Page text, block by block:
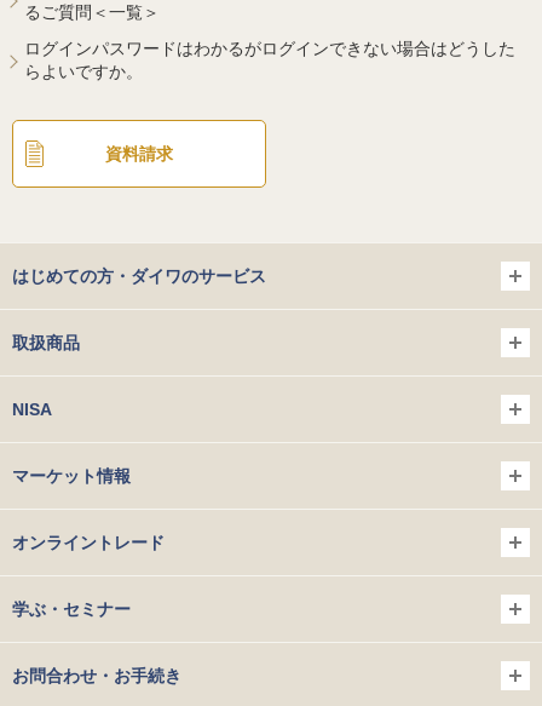
るご質問＜一覧＞
ログインパスワードはわかるがログインできない場合はどうした
らよいですか。
資料請求
はじめての方・ダイワのサービス
取扱商品
NISA
マーケット情報
オンライントレード
学ぶ・セミナー
お問合わせ・お手続き